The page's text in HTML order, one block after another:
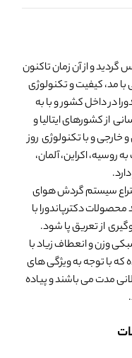
تاسیس گردید و از آن زمان تاکنون
مد، کیفیت و تکنولوژی
در داخل کشور و با به
از کشورهای ایتالیا و
خارجی و با تکنولوژی روز
اکراین، آلمان،
سیستم گردش هوای
دکترپاندورا با
از تعریق پا شود.
و انعطاف زیاد با
با توجه به ویژگی های
مدت می باشند و پیاده